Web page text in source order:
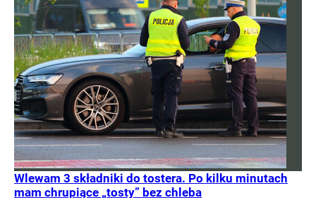
Wlewam 3 składniki do tostera. Po kilku minutach
mam chrupiące „tosty” bez chleba